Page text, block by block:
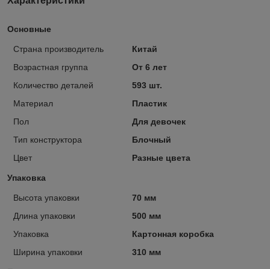
Основные
Страна производитель
Китай
Возрастная группа
От 6 лет
Количество деталей
593 шт.
Материал
Пластик
Пол
Для девочек
Тип конструктора
Блочный
Цвет
Разные цвета
Упаковка
Высота упаковки
70 мм
Длина упаковки
500 мм
Упаковка
Картонная коробка
Ширина упаковки
310 мм